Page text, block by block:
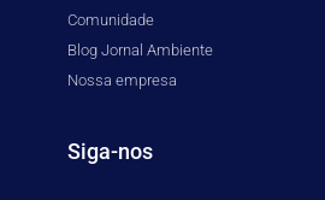
Comunidade
Blog Jornal Ambiente
Nossa empresa
Siga-nos